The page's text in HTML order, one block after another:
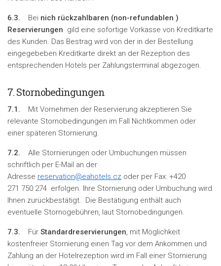
6.3. Bei nich rückzahlbaren (non-refundablen )
Reservierungen gild eine sofortige Vorkasse von Kreditkarte
des Kunden. Das Bestrag wird von der in der Bestellung
eingegebeben Kreditkarte direkt an der Rezeption des
entsprechenden Hotels per Zahlungsterminal abgezogen.
7. Stornobedingungen
7.1. Mit Vornehmen der Reservierung akzeptieren Sie
relevante Stornobedingungen im Fall Nichtkommen oder
einer späteren Stornierung.
7.2. Alle Stornierungen oder Umbuchungen müssen
schriftlich per E-Mail an der
Adresse reservation@eahotels.cz oder per Fax: +420
271 750 274 erfolgen. Ihre Stornierung oder Umbuchung wird
Ihnen zurückbestätigt. Die Bestätigung enthält auch
eventuelle Stornogebühren, laut Stornobedingungen.
7.3. Für Standardreservierungen, mit Möglichkeit
kostenfreier Stornierung einen Tag vor dem Ankommen und
Zahlung an der Hotelrezeption wird im Fall einer Stornierung